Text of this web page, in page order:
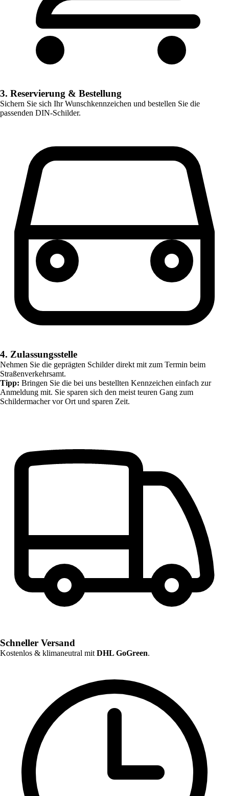
3. Reservierung & Bestellung
Sichern Sie sich Ihr Wunschkennzeichen und bestellen Sie die
passenden DIN-Schilder.
4. Zulassungsstelle
Nehmen Sie die geprägten Schilder direkt mit zum Termin beim
Straßenverkehrsamt.
Tipp: Bringen Sie die bei uns bestellten Kennzeichen einfach zur
Anmeldung mit. Sie sparen sich den meist teuren Gang zum
Schildermacher vor Ort und sparen Zeit.
Schneller Versand
Kostenlos & klimaneutral mit DHL GoGreen.